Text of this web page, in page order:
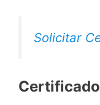
Solicitar